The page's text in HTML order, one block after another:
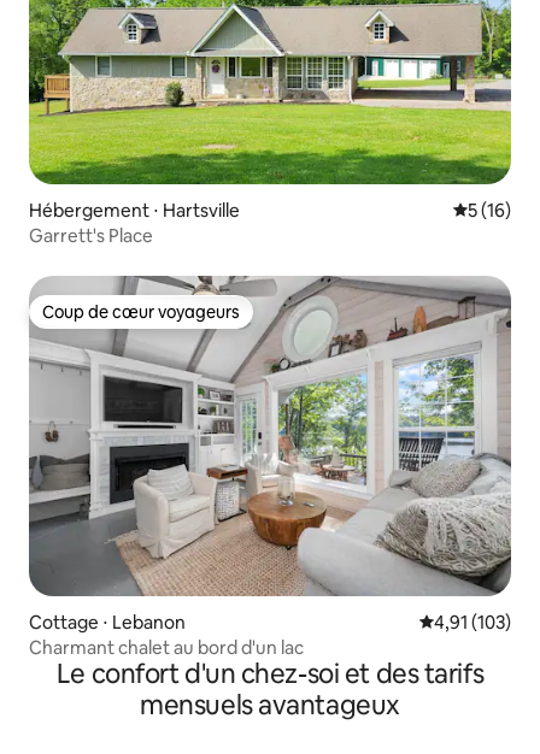
Hébergement ⋅ Hartsville
5 (16)
Garrett's Place
Coup de cœur voyageurs
Coup de cœur voyageurs
Cottage ⋅ Lebanon Évaluation
4,91 (103)
Charmant chalet au bord d'un lac
Le confort d'un chez-soi et des tarifs
mensuels avantageux